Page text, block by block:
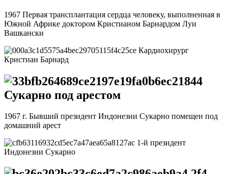
1967 Первая трансплантация сердца человеку, выполненная в
Южной Африке доктором Кристианом Барнардом Луи
Вашкански
Кардиохирург
Кристиан Барнард
Сукарно под арестом
1967 г. Бывший президент Индонезии Сукарно помещен под
домашний арест
1-й президент
Индонезии Сукарно